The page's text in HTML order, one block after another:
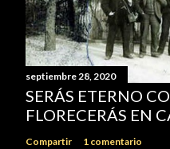
septiembre 28, 2020
SERÁS ETERNO
FLORECERÁS EN
Compartir 1 comentario